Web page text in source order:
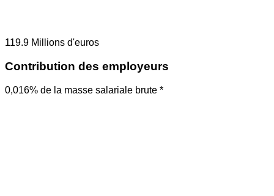
119.9 Millions d'euros
Contribution des employeurs
0,016% de la masse salariale brute *